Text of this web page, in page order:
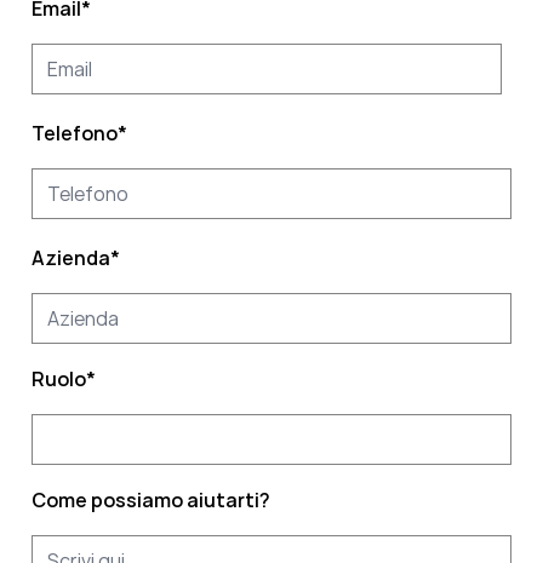
Email*
Telefono*
Azienda*
Ruolo*
Come possiamo aiutarti?